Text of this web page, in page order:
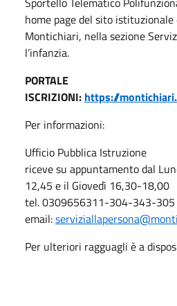
home page del sito istituzionale
Montichiari, nella sezione
l’infanzia.
PORTALE
ISCRIZIONI: https://
Per informazioni:
Ufficio Pubblica Istruzione
riceve su appuntamento dal
12,45 e il Giovedì 16,30-18,00
tel. 0309656311-304-343-305
email:
Per ulteriori ragguagli è a